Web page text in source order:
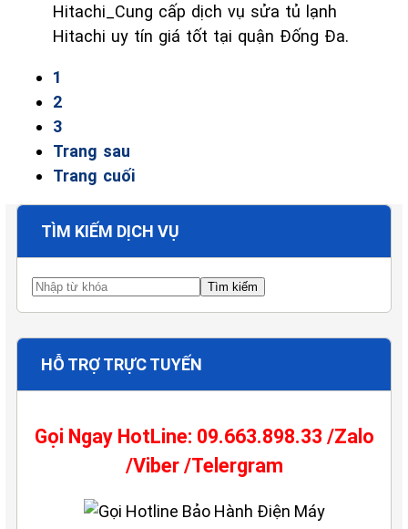
Hitachi_Cung cấp dịch vụ sửa tủ lạnh
Hitachi uy tín giá tốt tại quận Đống Đa.
1
2
3
Trang sau
Trang cuối
TÌM KIẾM DỊCH VỤ
HỖ TRỢ TRỰC TUYẾN
Gọi Ngay HotLine: 09.663.898.33 /Zalo
/Viber /Telergram